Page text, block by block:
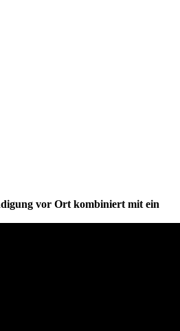
vor Ort kombiniert mit ein